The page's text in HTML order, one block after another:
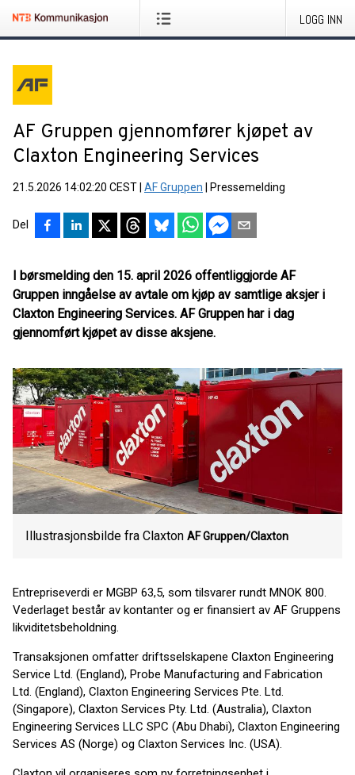
LOGG INN
AF Gruppen gjennomfører kjøpet av
Claxton Engineering Services
21.5.2026 14:02:20 CEST AF Gruppen Pressemelding
Del
I børsmelding den 15. april 2026 offentliggjorde AF
Gruppen inngåelse av avtale om kjøp av samtlige aksjer i
Claxton Engineering Services. AF Gruppen har i dag
gjennomført kjøpet av disse aksjene.
Illustrasjonsbilde fra Claxton AF Gruppen/Claxton
Entrepriseverdi er MGBP 63,5, som tilsvarer rundt MNOK 800.
Vederlaget består av kontanter og er finansiert av AF Gruppens
likviditetsbeholdning.
Transaksjonen omfatter driftsselskapene Claxton Engineering
Service Ltd. (England), Probe Manufacturing and Fabrication
Ltd. (England), Claxton Engineering Services Pte. Ltd.
(Singapore), Claxton Services Pty. Ltd. (Australia), Claxton
Engineering Services LLC SPC (Abu Dhabi), Claxton Engineering
Services AS (Norge) og Claxton Services Inc. (USA).